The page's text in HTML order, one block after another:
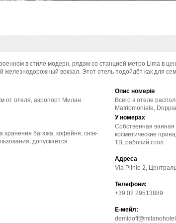
в стиле модерн, рядом со станцией метро Lima в
вокзал. Этот отель подойдёт как для
от отеля, аэропорт Милан
хранения багажа, кофейня, снэк-
допускается
Опис номерів
Всего в отеле
Matriomoniale,
У номерах
Собственная
косметические
ТВ, рабочий стол.
Адреса
Via Plinio 2,
Телефони:
+39 02 29513889
Е-мейл: